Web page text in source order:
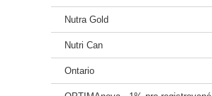
Nutra Gold
Nutri Can
Ontario